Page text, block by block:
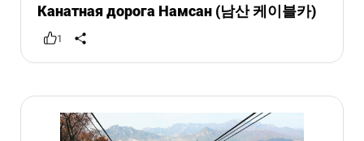
Канатная дорога Намсан (남산 케이블카)
1